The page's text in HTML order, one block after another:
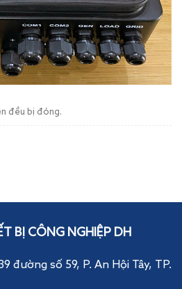
đều bị đóng.
BỊ CÔNG NGHIỆP DH
đường số 59, P. An Hội Tây, TP.